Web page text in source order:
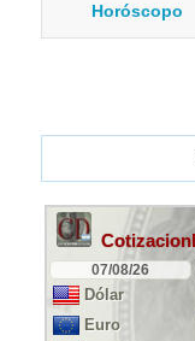
Horóscopo